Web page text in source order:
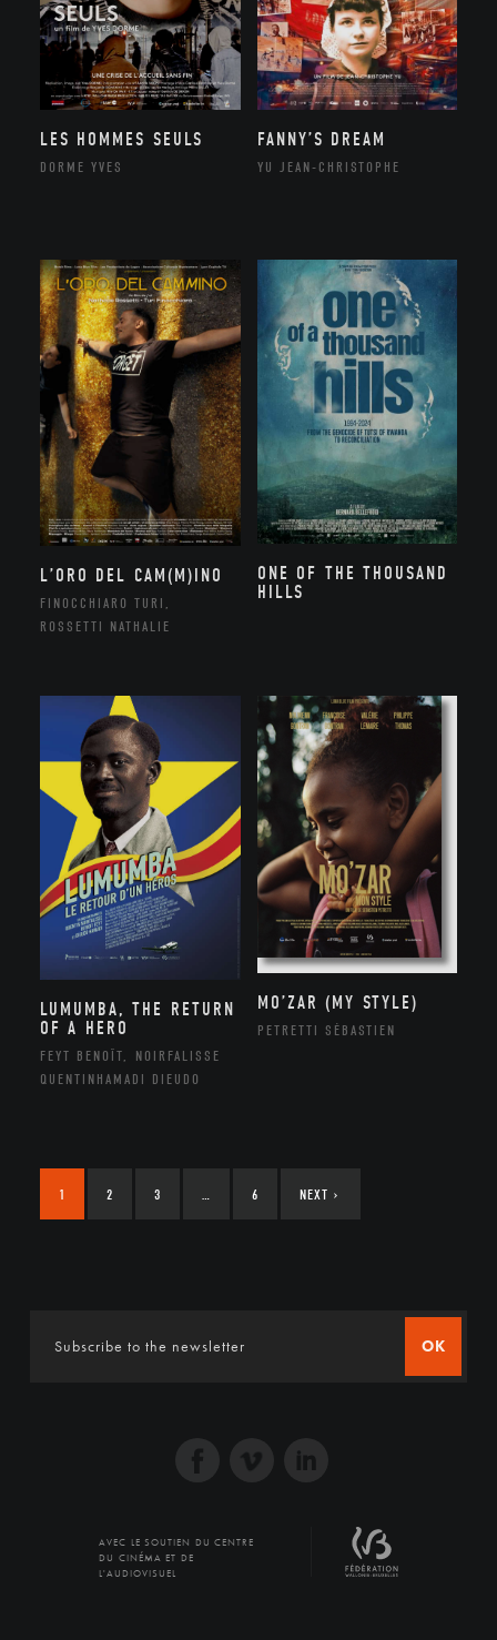
LES HOMMES SEULS
DORME YVES
FANNY’S DREAM
YU JEAN-CHRISTOPHE
L’ORO DEL CAM(M)INO
FINOCCHIARO TURI,
ROSSETTI NATHALIE
ONE OF THE THOUSAND
HILLS
LUMUMBA, THE RETURN
OF A HERO
FEYT BENOÎT, NOIRFALISSE
QUENTINHAMADI DIEUDO
MO’ZAR (MY STYLE)
PETRETTI SÉBASTIEN
1 2 3 6 NEXT ›
OK
AVEC LE SOUTIEN DU CENTRE
DU CINÉMA ET DE
L'AUDIOVISUEL